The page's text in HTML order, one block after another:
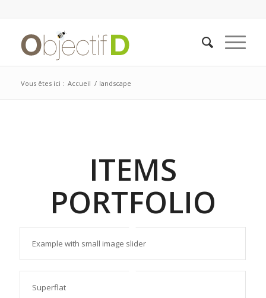
Vous êtes ici : Accueil / landscape
ITEMS
PORTFOLIO
Example with small image slider
Superflat